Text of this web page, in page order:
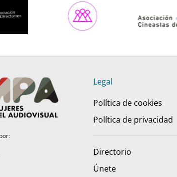
Legal
Política de cookies
Política de privacidad
Directorio
Únete